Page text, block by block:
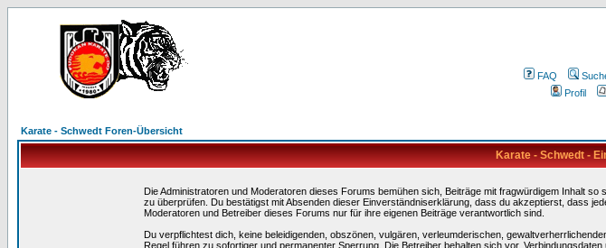
FAQ
Profil
Karate - Schwedt Foren-Übersicht
Karate - Schwedt -
Die Administratoren und Moderatoren dieses Forums bemühen sich, Beiträge mit fragwürdigem Inhalt
zu überprüfen. Du bestätigst mit Absenden dieser Einverständniserklärung, dass du akzeptierst, dass
Moderatoren und Betreiber dieses Forums nur für ihre eigenen Beiträge verantwortlich sind.
Du verpflichtest dich, keine beleidigenden, obszönen, vulgären, verleumderischen,
Regel führen zu sofortiger und permanenter Sperrung. Die Betreiber behalten sich vor,